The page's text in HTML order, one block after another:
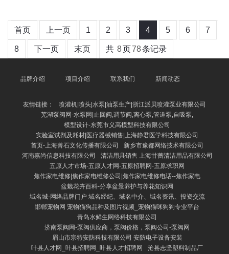
首页 上一页 1 2 3 4 5 6 7
8 下一页 末页 共 8页78条记录
品牌介绍 项目介绍 联系我们 新闻动态
友情链接：
喷灌机|喷头|水泵|油泵生产|浙江派贝喷灌泵业有限公司
芜湖泵阀网-水泵网|止回阀,调节阀,离心泵,管道泵,自吸泵,
模型设计-东莞市义高模型科技有限公司
实验室试剂及耗材|医疗器械销售|上海静君医学科技有限公司
首页-上海菁石文化传播有限公司
新乡市豫都网络技术有限公司
河南嘉尚信息科技有限公司
清洁用具销售 上海甘蔷清洁用品有限公司
五原人才市场-五原人才网-五原招聘网-五原求职网
焦作家电维修|焦作家电维修公司|焦作家电维修电话--焦作家电
盆栽花卉百科-分享盆景养护与养花知识网
域名城-网络品牌门户 域名经纪、域名中介、域名资讯、投资交流
邯郸宠物网 宠物猫狗品种及图片视频_宠物猫咪狗狗专业平台
青岛水鲜生网络科技有限公司
济南泵阀网-泵阀供应商，泵阀价格，泵阀公司-泵阀网
眉山市宗特安防科技有限公司 安防电子设备安装
叶县人才网_叶县招聘网_叶县人才招聘网
沧县志坚塑料制品厂